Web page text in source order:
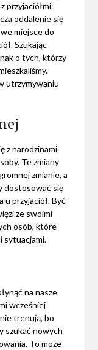
przyjaciółmi.
oddalenie się
miejsce do
Szukając
o tych, którzy
utrzymywaniu
z narodzinami
Te zmiany
zmianie, a
dostosować się
u przyjaciół. Być
ze swoimi
osób, które
sytuacjami.
na nasze
wcześniej
trenują, bo
szukać nowych
To może